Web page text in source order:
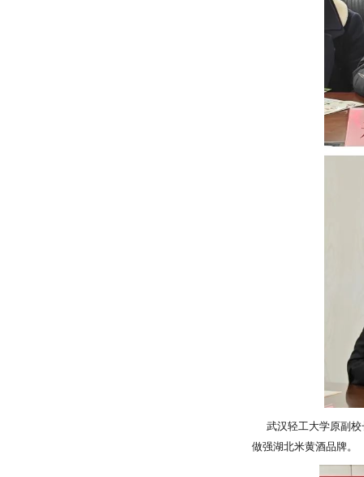
武汉轻工大学原副校
做强湖北米黄酒品牌。